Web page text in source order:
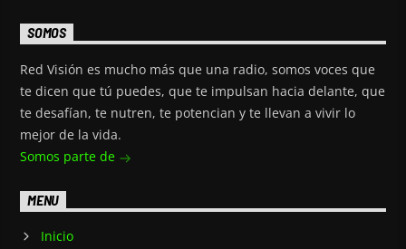
SOMOS
Red Visión es mucho más que una radio, somos voces que
te dicen que tú puedes, que te impulsan hacia delante, que
te desafían, te nutren, te potencian y te llevan a vivir lo
mejor de la vida.
Somos parte de
MENU
Inicio